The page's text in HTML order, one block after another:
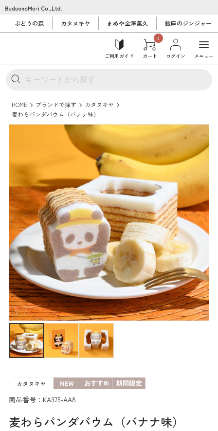
ぶどうの森 カタヌキヤ まめや金澤萬久 銀座のジンジャー
ご利用ガイド
0
カート ログイン メニュー
HOME ブランドで探す
カタヌキヤ
麦わらパンダバウム（バナナ味）
商品番号：KA375-AA8
麦わらパンダバウム（バナナ味）